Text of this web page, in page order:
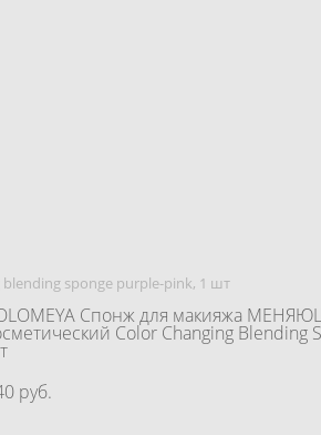
sponge purple-pink, 1 шт
Спонж для макияжа
Color Changing Blending
pуб.